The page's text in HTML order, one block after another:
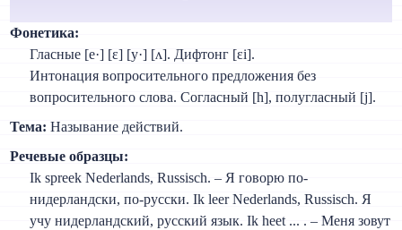
Фонетика:
Гласные [е·] [ɛ] [y·] [ʌ]. Дифтонг [ɛi].
Интонация вопросительного предложения без
вопросительного слова. Согласный [h], полугласный [j].
Тема: Называние действий.
Речевые образцы:
Ik spreek Nederlands, Russisch. – Я говорю по-
нидерландски, по-русски. Ik leer Nederlands, Russisch. Я
учу нидерландский, русский язык. Ik heet ... . – Меня зовут